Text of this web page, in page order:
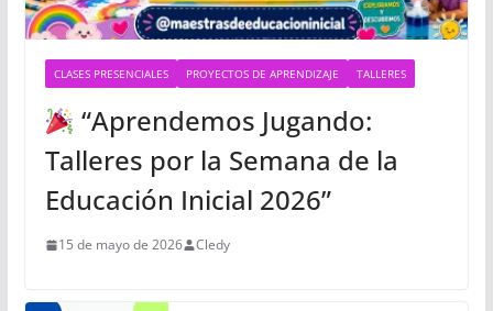
CLASES PRESENCIALES PROYECTOS DE APRENDIZAJE TALLERES
“Aprendemos Jugando:
Talleres por la Semana de la
Educación Inicial 2026”
15 de mayo de 2026 Cledy